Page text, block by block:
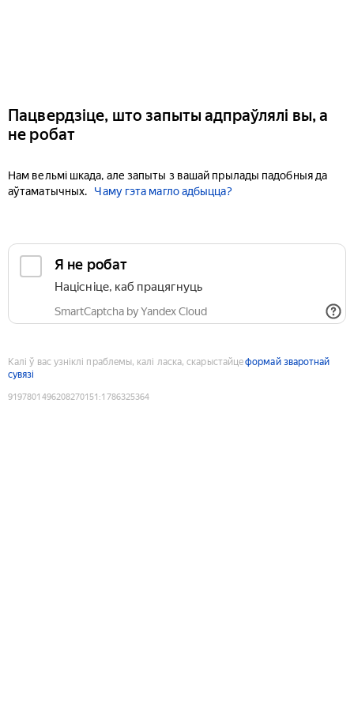
Пацвердзіце, што запыты адпраўлялі вы, а
не робат
Нам вельмі шкада, але запыты з вашай прылады падобныя да
аўтаматычных.
Чаму гэта магло адбыцца?
Я не робат
Націсніце, каб працягнуць
SmartCaptcha by Yandex Cloud
Калі ў вас узніклі праблемы, калі ласка, скарыстайцеформай зваротнай
сувязі
9197801496208270151 :1786325364